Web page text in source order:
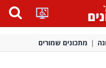
מתכונים שמורים